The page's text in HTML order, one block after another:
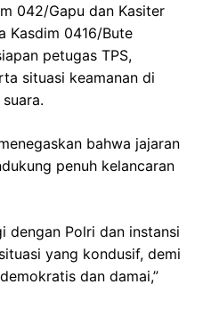
042/Gapu dan Kasiter
Kasdim 0416/Bute
petugas TPS,
situasi keamanan di
bahwa jajaran
penuh kelancaran
dengan Polri dan instansi
yang kondusif, demi
dan damai,”